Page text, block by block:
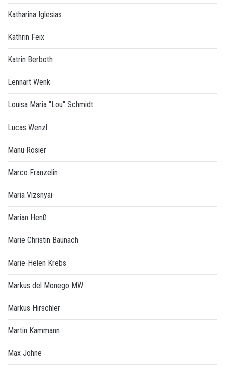
Katharina Iglesias
Kathrin Feix
Katrin Berboth
Lennart Wenk
Louisa Maria "Lou" Schmidt
Lucas Wenzl
Manu Rosier
Marco Franzelin
Maria Vizsnyai
Marian Henß
Marie Christin Baunach
Marie-Helen Krebs
Markus del Monego MW
Markus Hirschler
Martin Kammann
Max Johne